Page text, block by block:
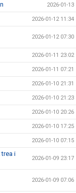
2026-01-13
2026-01-12 11:34
2026-01-12 07:30
2026-01-11 23:02
2026-01-11 07:21
2026-01-10 21:31
2026-01-10 21:23
2026-01-10 20:26
2026-01-10 17:25
2026-01-10 07:15
i
2026-01-09 23:17
2026-01-09 07:06